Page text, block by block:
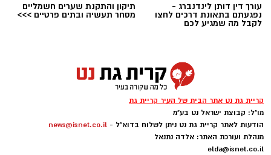
חדשותי? מצאתם טעות בכתבה? נשמח שתשתפו
עורך דין דותן לינדנברג -
נפגעתם בתאונת דרכים לחצו
לקבל מה שמגיע לכם
תיקון והתקנת שערים חשמליים
מסחר תעשיה ובתים פרטיים >>>
קריית גת נט אתר הבית של העיר קריית גת
מו"ל: קבוצת ישראל נט בע"מ
הודעות לאתר קריית גת נט ניתן לשלוח בדוא"ל - news@isnet.co.il
מנהלת ועורכת האתר: אלדה נתנאל
elda@isnet.co.il